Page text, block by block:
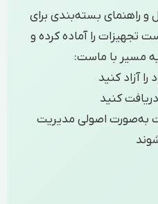
و راهنمای بسته‌بندی برای
تجهیزات را آماده کرده و
مسیر با ماست:
آزاد کنید
کنید
به‌صورت اصولی مدیریت